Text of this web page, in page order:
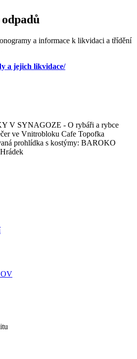
a informace k likvidaci a třídění
a jejich likvidace/
ujít
V SYNAGOZE - O rybáři a rybce
ve Vnitrobloku Cafe Topofka
prohlídka s kostýmy: BAROKO